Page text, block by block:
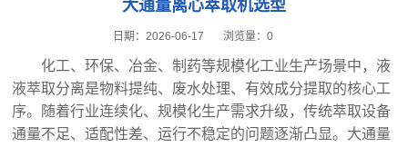
大通量离心萃取机选型
2026-06-17
日期： 浏览量：0
化工、环保、冶金、制药等规模化工业生产场景中，液
液萃取分离是物料提纯、废水处理、有效成分提取的核心工
序。随着行业连续化、规模化生产需求升级，传统萃取设备
通量不足、适配性差、运行不稳定的问题逐渐凸显。大通量